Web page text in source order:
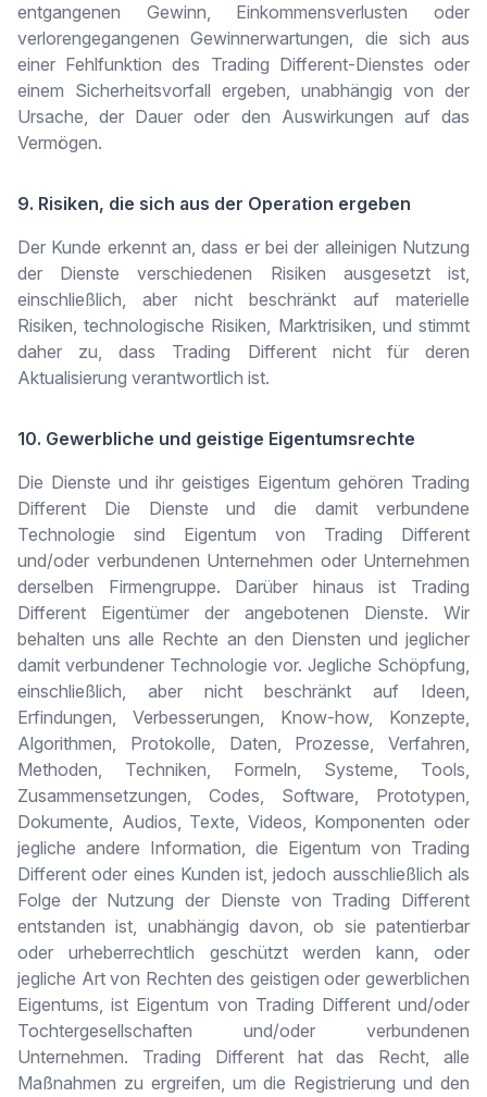
entgangenen Gewinn, Einkommensverlusten oder
verlorengegangenen Gewinnerwartungen, die sich aus
einer Fehlfunktion des Trading Different-Dienstes oder
einem Sicherheitsvorfall ergeben, unabhängig von der
Ursache, der Dauer oder den Auswirkungen auf das
Vermögen.
9. Risiken, die sich aus der Operation ergeben
Der Kunde erkennt an, dass er bei der alleinigen Nutzung
der Dienste verschiedenen Risiken ausgesetzt ist,
einschließlich, aber nicht beschränkt auf materielle
Risiken, technologische Risiken, Marktrisiken, und stimmt
daher zu, dass Trading Different nicht für deren
Aktualisierung verantwortlich ist.
10. Gewerbliche und geistige Eigentumsrechte
Die Dienste und ihr geistiges Eigentum gehören Trading
Different Die Dienste und die damit verbundene
Technologie sind Eigentum von Trading Different
und/oder verbundenen Unternehmen oder Unternehmen
derselben Firmengruppe. Darüber hinaus ist Trading
Different Eigentümer der angebotenen Dienste. Wir
behalten uns alle Rechte an den Diensten und jeglicher
damit verbundener Technologie vor. Jegliche Schöpfung,
einschließlich, aber nicht beschränkt auf Ideen,
Erfindungen, Verbesserungen, Know-how, Konzepte,
Algorithmen, Protokolle, Daten, Prozesse, Verfahren,
Methoden, Techniken, Formeln, Systeme, Tools,
Zusammensetzungen, Codes, Software, Prototypen,
Dokumente, Audios, Texte, Videos, Komponenten oder
jegliche andere Information, die Eigentum von Trading
Different oder eines Kunden ist, jedoch ausschließlich als
Folge der Nutzung der Dienste von Trading Different
entstanden ist, unabhängig davon, ob sie patentierbar
oder urheberrechtlich geschützt werden kann, oder
jegliche Art von Rechten des geistigen oder gewerblichen
Eigentums, ist Eigentum von Trading Different und/oder
Tochtergesellschaften und/oder verbundenen
Unternehmen. Trading Different hat das Recht, alle
Maßnahmen zu ergreifen, um die Registrierung und den